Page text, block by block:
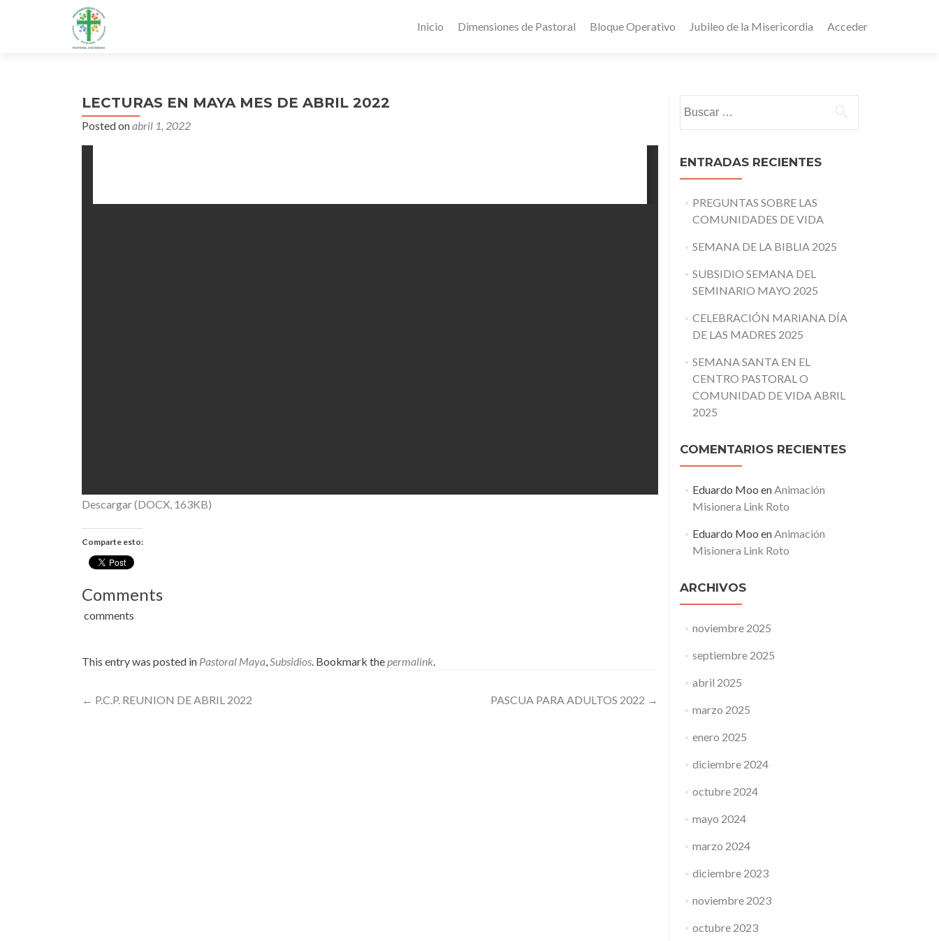
Inicio Dimensiones de Pastoral Bloque Operativo Jubileo de la Misericordia Acceder
LECTURAS EN MAYA MES DE ABRIL 2022
Posted onabril 1, 2022
Descargar (DOCX, 163KB)
Comparte esto:
Comments
comments
This entry was posted in Pastoral Maya,Subsidios. Bookmark thepermalink.
Post
← P.C.P. REUNION DE ABRIL 2022 PASCUA PARA ADULTOS 2022 →
ENTRADAS RECIENTES
PREGUNTAS SOBRE LAS
COMUNIDADES DE VIDA
SEMANA DE LA BIBLIA 2025
SUBSIDIO SEMANA DEL
SEMINARIO MAYO 2025
CELEBRACIÓN MARIANA DÍA
DE LAS MADRES 2025
SEMANA SANTA EN EL
CENTRO PASTORAL O
COMUNIDAD DE VIDA ABRIL
2025
COMENTARIOS RECIENTES
Eduardo Moo enAnimación
Misionera Link Roto
Eduardo Moo enAnimación
Misionera Link Roto
ARCHIVOS
noviembre 2025
septiembre 2025
abril 2025
marzo 2025
enero 2025
diciembre 2024
octubre 2024
mayo 2024
marzo 2024
diciembre 2023
noviembre 2023
octubre 2023